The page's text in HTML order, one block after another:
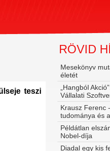
teszi
RÖVID
Mesekönyv
életét
„Hangból
Vállalati
Krausz Ferenc
tudománya és
Példátlan
Nobel-díja
Diadal egy kis